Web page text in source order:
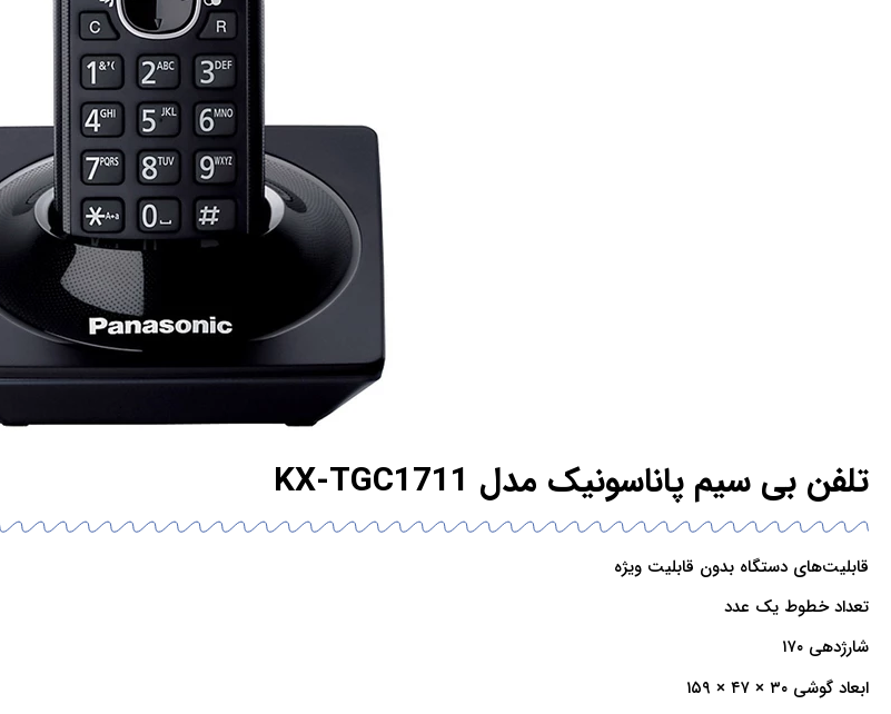
تلفن بی سیم پاناسونیک مدل KX-TGC1711
قابلیت‌های دستگاه بدون قابلیت ویژه
تعداد خطوط یک عدد
شارژدهی ۱۷۰
ابعاد گوشی ۳۰ × ۴۷ × ۱۵۹